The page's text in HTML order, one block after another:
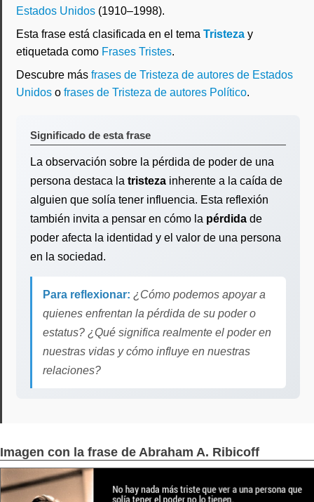
Estados Unidos (1910–1998).
Esta frase está clasificada en el tema Tristeza y
etiquetada como Frases Tristes.
Descubre más frases de Tristeza de autores de Estados
Unidos o frases de Tristeza de autores Político.
Significado de esta frase
La observación sobre la pérdida de poder de una
persona destaca la tristeza inherente a la caída de
alguien que solía tener influencia. Esta reflexión
también invita a pensar en cómo la pérdida de
poder afecta la identidad y el valor de una persona
en la sociedad.
Para reflexionar: ¿Cómo podemos apoyar a
quienes enfrentan la pérdida de su poder o
estatus? ¿Qué significa realmente el poder en
nuestras vidas y cómo influye en nuestras
relaciones?
Imagen con la frase de Abraham A. Ribicoff